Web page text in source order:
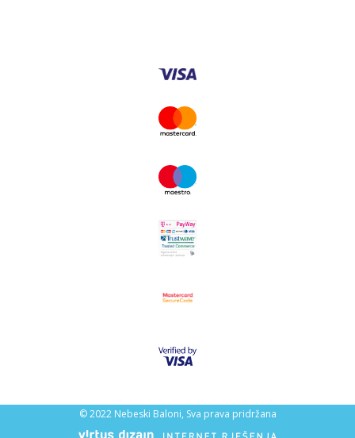
© 2022 Nebeski Baloni, Sva prava pridržana